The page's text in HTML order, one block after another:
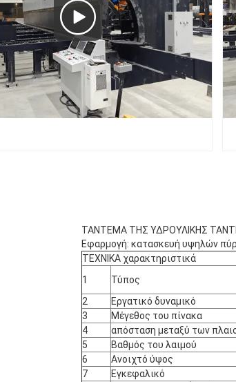
ΤΑΝΤΕΜΑ ΤΗΣ ΥΔΡΟΥΛΙΚΗΣ
Εφαρμογή: κατασκευή υψηλών
ΤΕΧΝΙΚΑ χαρακτηριστικά
1
Τύπος
2
Εργατικό δυναμικό
3
Μέγεθος του πίνακα
4
απόσταση μεταξύ των
5
Βαθμός του λαιμού
6
Ανοιχτό ύψος
7
Εγκεφαλικό